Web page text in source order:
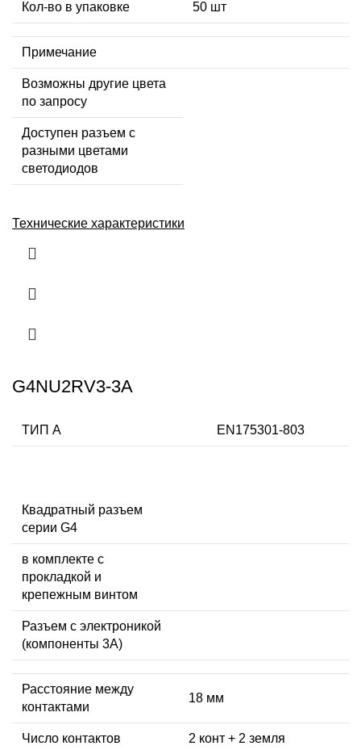
Кол-во в упаковке 50 шт
Примечание
Возможны другие цвета
по запросу
Доступен разъем с
разными цветами
светодиодов
Технические характеристики
G4NU2RV3-3A
ТИП А EN175301-803
Квадратный разъем
серии G4
в комплекте с
прокладкой и
крепежным винтом
Разъем с электроникой
(компоненты 3A)
Расстояние между
контактами
18 мм
Число контактов 2 конт + 2 земля